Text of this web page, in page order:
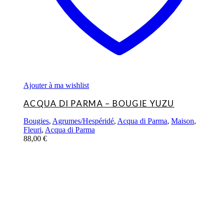
Ajouter à ma wishlist
ACQUA DI PARMA – BOUGIE YUZU
Bougies, Agrumes/Hespéridé, Acqua di Parma, Maison,
Fleuri, Acqua di Parma
88,00 €